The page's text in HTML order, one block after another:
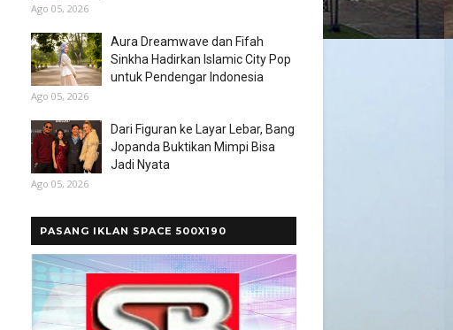
Ago 05, 2026
Aura Dreamwave dan Fifah
Sinkha Hadirkan Islamic City Pop
untuk Pendengar Indonesia
Ago 05, 2026
Dari Figuran ke Layar Lebar, Bang
Jopanda Buktikan Mimpi Bisa
Jadi Nyata
Ago 05, 2026
PASANG IKLAN SPACE 500X190